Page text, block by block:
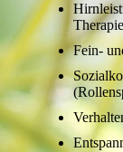
Fein-